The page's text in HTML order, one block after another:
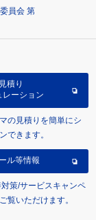
員会 第
見積り
レーション
の見積りを簡単にシ
できます。
ル等情報
策/サービスキャンペ
覧いただけます。